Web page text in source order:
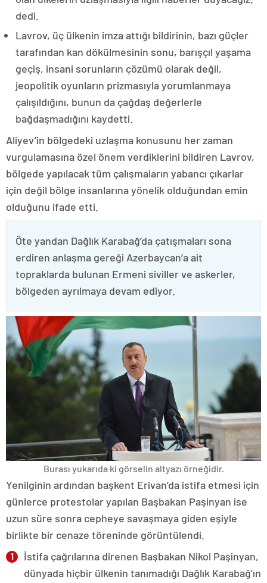
dedi.
Lavrov, üç ülkenin imza attığı bildirinin, bazı güçler
tarafından kan dökülmesinin sonu, barışçıl yaşama
geçiş, insani sorunların çözümü olarak değil,
jeopolitik oyunların prizmasıyla yorumlanmaya
çalışıldığını, bunun da çağdaş değerlerle
bağdaşmadığını kaydetti.
Aliyev’in bölgedeki uzlaşma konusunu her zaman
vurgulamasına özel önem verdiklerini bildiren Lavrov,
bölgede yapılacak tüm çalışmaların yabancı çıkarlar
için değil bölge insanlarına yönelik olduğundan emin
olduğunu ifade etti.
Öte yandan Dağlık Karabağ’da çatışmaları sona
erdiren anlaşma gereği Azerbaycan’a ait
topraklarda bulunan Ermeni siviller ve askerler,
bölgeden ayrılmaya devam ediyor.
Burası yukarıda ki görselin altyazı örneğidir.
Yenilginin ardından başkent Erivan’da istifa etmesi için
günlerce protestolar yapılan Başbakan Paşinyan ise
uzun süre sonra cepheye savaşmaya giden eşiyle
birlikte bir cenaze töreninde görüntülendi.
İstifa çağrılarına direnen Başbakan Nikol Paşinyan,
dünyada hiçbir ülkenin tanımadığı Dağlık Karabağ’ın